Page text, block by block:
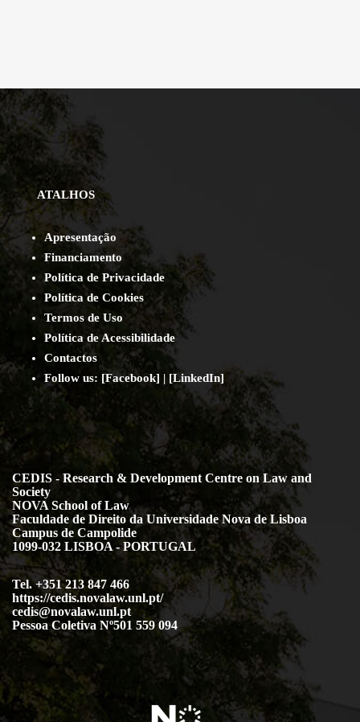
ATALHOS
Apresentação
Financiamento
Política de Privacidade
Política de Cookies
Termos de Uso
Política de Acessibilidade
Contactos
Follow us: [Facebook] | [LinkedIn]
CEDIS - Research & Development Centre on Law and
Society
NOVA School of Law
Faculdade de Direito da Universidade Nova de Lisboa
Campus de Campolide
1099-032 LISBOA - PORTUGAL
Tel. +351 213 847 466
https://cedis.novalaw.unl.pt/
cedis@novalaw.unl.pt
Pessoa Coletiva Nº501 559 094